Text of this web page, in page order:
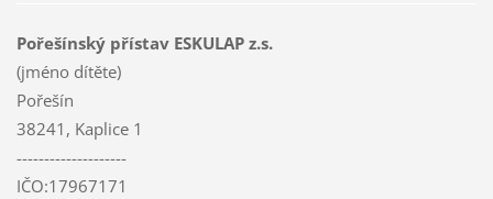
Pořešínský přístav ESKULAP z.s.
(jméno dítěte)
Pořešín
38241, Kaplice 1
--------------------
IČO:17967171